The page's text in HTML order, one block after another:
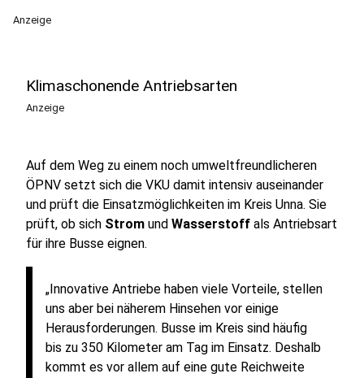
Anzeige
Klimaschonende Antriebsarten
Anzeige
Auf dem Weg zu einem noch umweltfreundlicheren
ÖPNV setzt sich die VKU damit intensiv auseinander
und prüft die Einsatzmöglichkeiten im Kreis Unna. Sie
prüft, ob sich Strom und Wasserstoff als Antriebsart
für ihre Busse eignen.
„Innovative Antriebe haben viele Vorteile, stellen
uns aber bei näherem Hinsehen vor einige
Herausforderungen. Busse im Kreis sind häufig
bis zu 350 Kilometer am Tag im Einsatz. Deshalb
kommt es vor allem auf eine gute Reichweite